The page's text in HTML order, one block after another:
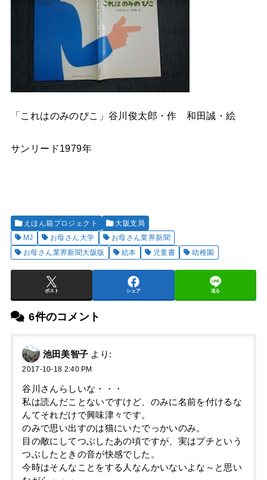
「これはのみのぴこ」谷川俊太郎・作 和田誠・絵
サンリード1979年
えほん箱プロジェクト
大阪支局
MJ
お母さん大学
お母さん業界新聞
お母さん業界新聞大阪版
絵本 児童書 幼稚園
ポスト シェア 送る
6件のコメント
池田美智子 より:
2017-10-18 2:40 PM
谷川さんらしいな・・・
私は読んだことないですけど、のみに名前を付けるな
んてそれだけで興味津々です。
のみで思い出すのは猫にいたでっかいのみ。
目の敵にしてつぶしたあの頃ですが、実はプチという
つぶしたときの音が快感でした。
今時はそんなことをする人なんかいないよな～と思い